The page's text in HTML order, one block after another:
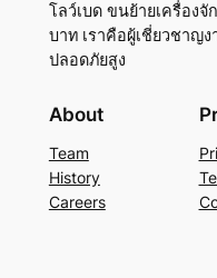
โลว์เบด ขนย้ายเครื่อง
บาท เราคือผู้เชี่ยวชาญ
ปลอดภัยสูง
About
Team
History
Careers